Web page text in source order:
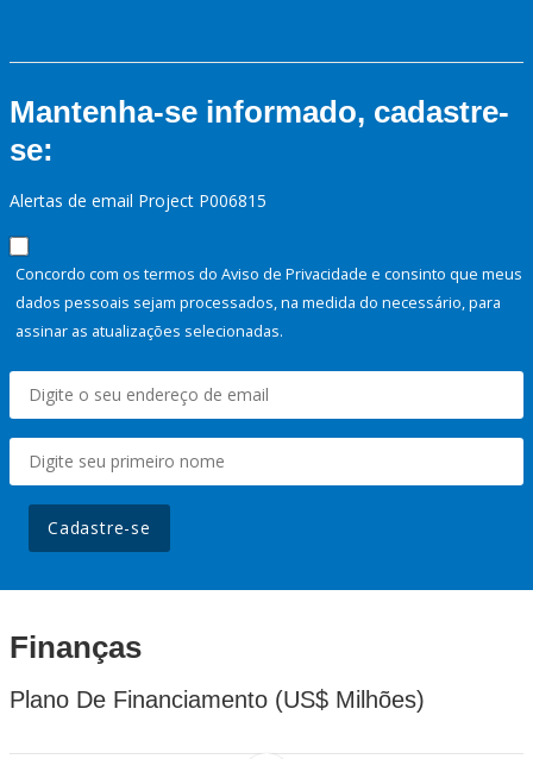
Mantenha-se informado, cadastre-
se:
Alertas de email Project P006815
Concordo com os termos do Aviso de Privacidade e consinto que meus
dados pessoais sejam processados, na medida do necessário, para
assinar as atualizações selecionadas.
Cadastre-se
Finanças
Plano De Financiamento (US$ Milhões)